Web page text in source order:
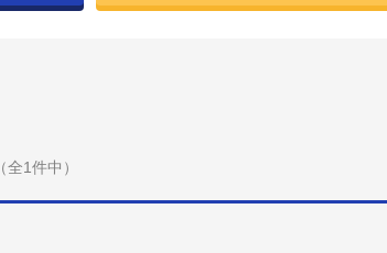
（全1件中）